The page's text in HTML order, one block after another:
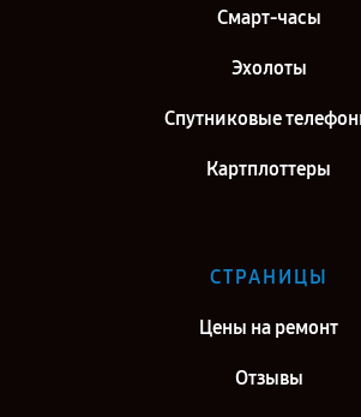
Смарт-часы
Эхолоты
Спутниковые
Картплоттеры
СТРАНИЦЫ
Цены на ремонт
Отзывы